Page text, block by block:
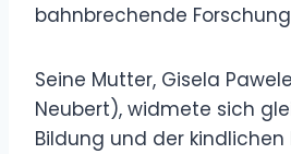
bahnbrechende
Seine Mutter, Gisela
Neubert), widmete sich
Bildung und der kindlichen